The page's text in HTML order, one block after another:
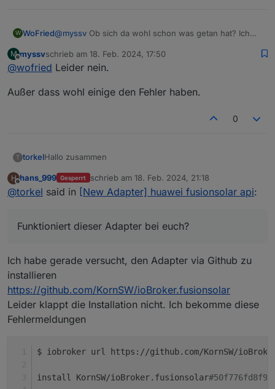
W WoFried@myssv Ob sich da wohl schon was getan hat? Ich
"fusionsolar.0 2024-02-18 18:42:54.835 error Cannot
read properties of null (reading '0')"
morgen - auf.
M
Offline
myssvschrieb am 18. Feb. 2024, 17:50
zuletzt editiert von
@wofried Leider nein.
Außer dass wohl einige den Fehler haben.
0
T torkelHallo zusammen
Funktioniert dieser Adapter bei euch? Wenn ja, mit
welcher Version betreibt ihr den Adapter und was habt
H
Offline
hans_999 Gesperrt schrieb am 18. Feb. 2024, 21:18
zuletzt editiert von
@torkel said in [New Adapter] huawei fusionsolar api:
Funktioniert dieser Adapter bei euch?
Ich habe gerade versucht, den Adapter via Github zu
installieren
https://github.com/KornSW/ioBroker.fusionsolar
Leider klappt die Installation nicht. Ich bekomme diese
Fehlermeldungen
$ iobroker url https://github.com/KornSW/
install KornSW/ioBroker.fusionsolar